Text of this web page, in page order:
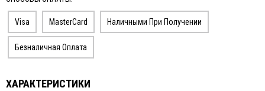
Visa MasterCard Наличными При Получении
Безналичная Оплата
ХАРАКТЕРИСТИКИ